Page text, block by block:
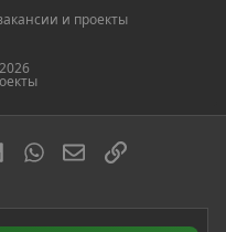
и проекты
LinkedInWhatsAppЭлектронная
Ссылка